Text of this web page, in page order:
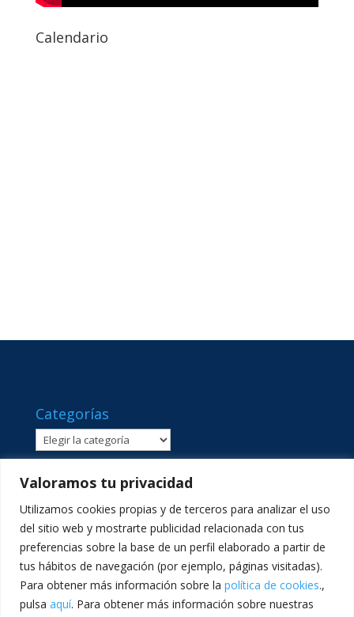
Valoramos tu privacidad
Utilizamos cookies propias y de terceros para analizar el uso
del sitio web y mostrarte publicidad relacionada con tus
preferencias sobre la base de un perfil elaborado a partir de
tus hábitos de navegación (por ejemplo, páginas visitadas).
Para obtener más información sobre la política de cookies.,
pulsa aquí. Para obtener más información sobre nuestras
Calendario
Categorías
Categorías